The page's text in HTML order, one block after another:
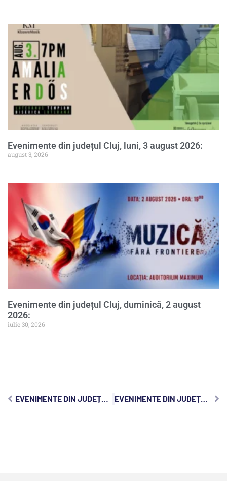
Evenimente din județul Cluj, luni, 3 august 2026:
august 3, 2026
Evenimente din județul Cluj, duminică, 2 august
2026:
iulie 30, 2026
EVENIMENTE DIN JUDEȚUL CLUJ, JOI, 23 IANUARIE 2025: EVENIMENTE DIN JUDEȚUL CLUJ, SÂMBĂTĂ, 25 IANUARIE 2025: